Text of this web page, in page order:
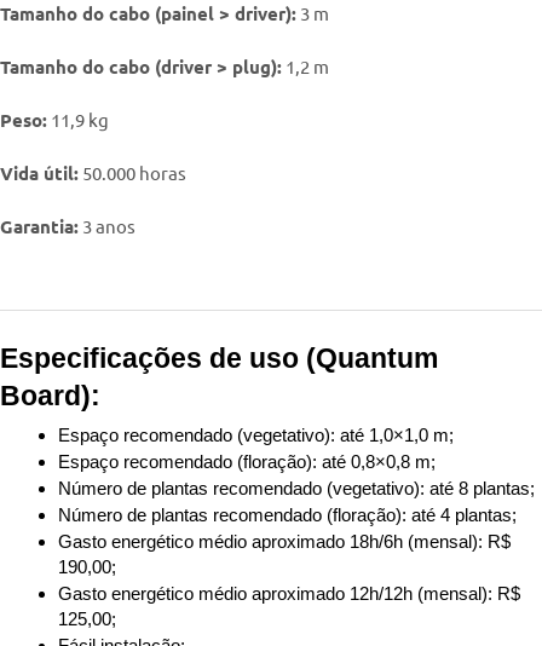
Tamanho do cabo (painel > driver): 3 m
Tamanho do cabo (driver > plug): 1,2 m
Peso: 11,9 kg
Vida útil: 50.000 horas
Garantia: 3 anos
Especificações de uso (Quantum
Board):
Espaço recomendado (vegetativo): até 1,0×1,0 m;
Espaço recomendado (floração): até 0,8×0,8 m;
Número de plantas recomendado (vegetativo): até 8 plantas;
Número de plantas recomendado (floração): até 4 plantas;
Gasto energético médio aproximado 18h/6h (mensal): R$
190,00;
Gasto energético médio aproximado 12h/12h (mensal): R$
125,00;